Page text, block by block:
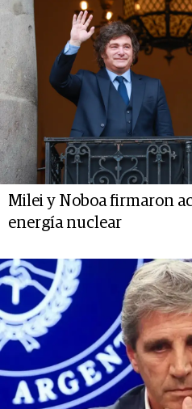
Milei y Noboa firmaron
energía nuclear